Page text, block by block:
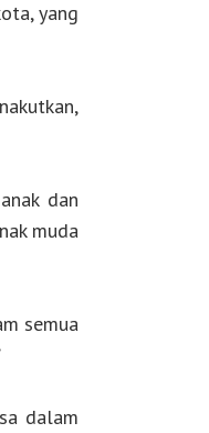
yang
dan
muda
semua
dalam